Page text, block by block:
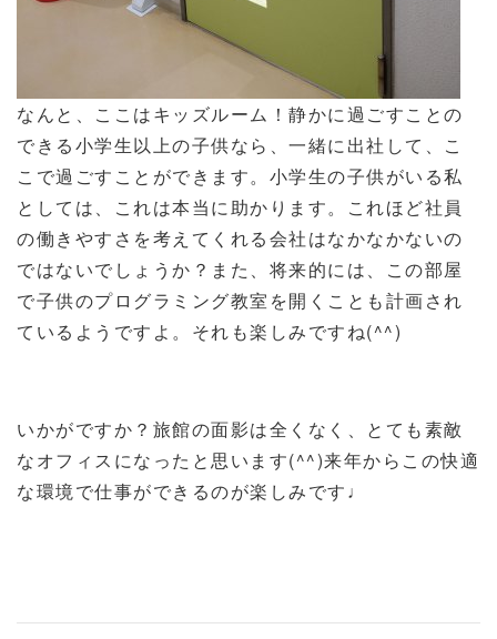
なんと、ここはキッズルーム！静かに過ごすことの
できる小学生以上の子供なら、一緒に出社して、こ
こで過ごすことができます。小学生の子供がいる私
としては、これは本当に助かります。これほど社員
の働きやすさを考えてくれる会社はなかなかないの
ではないでしょうか？また、将来的には、この部屋
で子供のプログラミング教室を開くことも計画され
ているようですよ。それも楽しみですね(^^)
いかがですか？旅館の面影は全くなく、とても素敵
なオフィスになったと思います(^^)来年からこの快適
な環境で仕事ができるのが楽しみです♩